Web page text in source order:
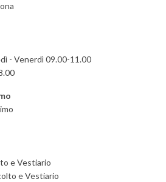
- Venerdì 09.00-11.00
e Vestiario
e Vestiario